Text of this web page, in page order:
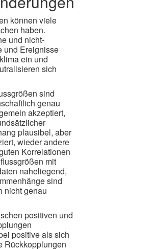
können viele
haben.
und nicht-
und Ereignisse
ein und
sich
sind
genau
akzeptiert,
plausibel, aber
wieder andere
Korrelationen
mit
naheliegend,
sind
nicht genau
positiven und
positive als sich
Rückkopplungen